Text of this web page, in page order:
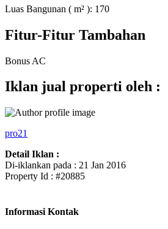
Luas Bangunan ( m² ): 170
Fitur-Fitur Tambahan
Bonus AC
Iklan jual properti oleh :
pro21
Detail Iklan :
Di-iklankan pada : 21 Jan 2016
Property Id : #20885
Informasi Kontak